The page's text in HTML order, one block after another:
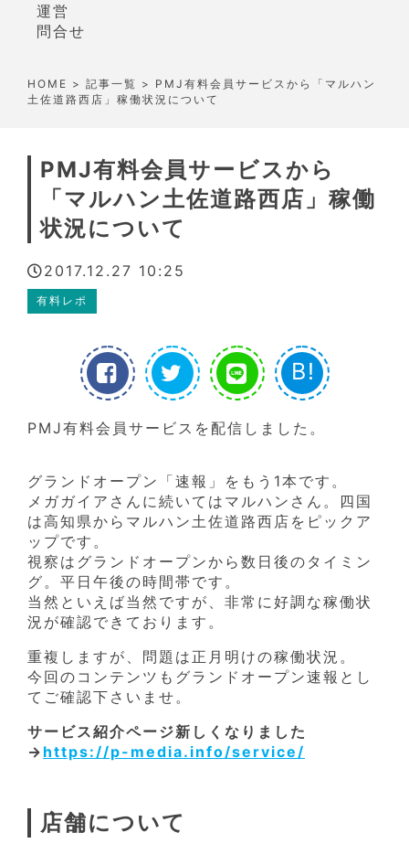
運営
問合せ
HOME > 記事一覧 > PMJ有料会員サービスから「マルハン
土佐道路西店」稼働状況について
PMJ有料会員サービスから
「マルハン土佐道路西店」稼働
状況について
2017.12.27 10:25
有料レポ
B!
PMJ有料会員サービスを配信しました。
グランドオープン「速報」をもう1本です。
メガガイアさんに続いてはマルハンさん。四国
は高知県からマルハン土佐道路西店をピックア
ップです。
視察はグランドオープンから数日後のタイミン
グ。平日午後の時間帯です。
当然といえば当然ですが、非常に好調な稼働状
況が確認できております。
重複しますが、問題は正月明けの稼働状況。
今回のコンテンツもグランドオープン速報とし
てご確認下さいませ。
サービス紹介ページ新しくなりました
→ https://p-media.info/service/
店舗について